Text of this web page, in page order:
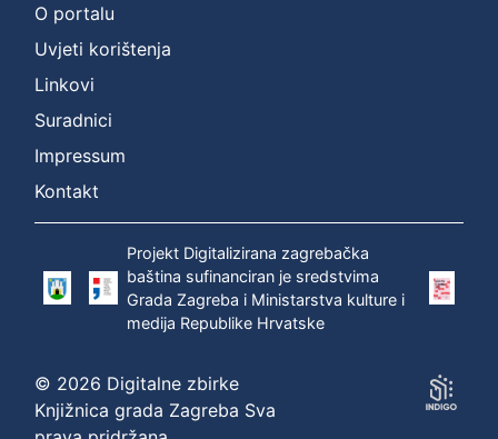
O portalu
Uvjeti korištenja
Linkovi
Suradnici
Impressum
Kontakt
Projekt Digitalizirana zagrebačka
baština sufinanciran je sredstvima
Grada Zagreba i Ministarstva kulture i
medija Republike Hrvatske
© 2026 Digitalne zbirke
Knjižnica grada Zagreba Sva